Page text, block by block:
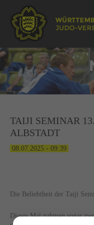
TAIJI SEMINAR
ALBSTADT
08.07.2025 - 09:39
Die Beliebtheit der Taiji
Dieses Mal nahmen sogar